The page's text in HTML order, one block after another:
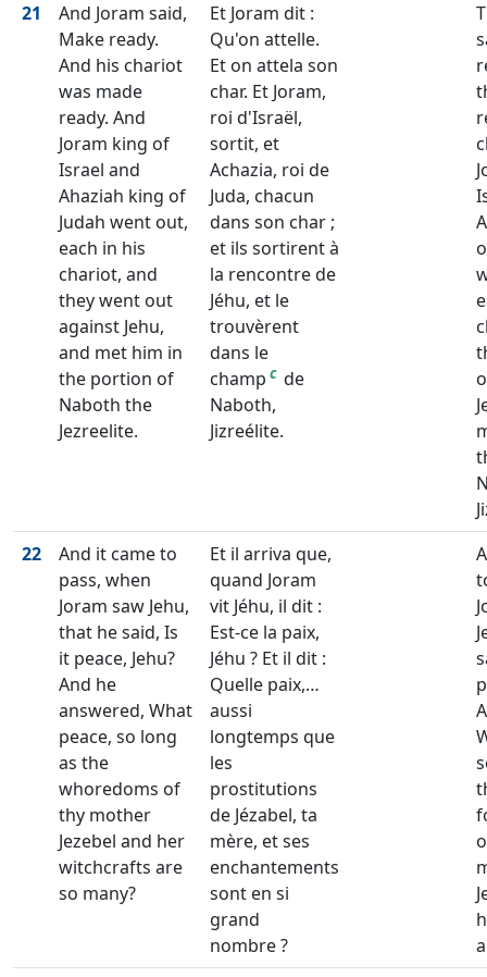
21
And Joram said,
Make ready.
And his chariot
was made
ready. And
Joram king of
Israel and
Ahaziah king of
Judah went out,
each in his
chariot, and
they went out
against Jehu,
and met him in
the portion of
Naboth the
Jezreelite.
Et Joram dit :
Qu'on attelle.
Et on attela son
char. Et Joram,
roi d'Israël,
sortit, et
Achazia, roi de
Juda, chacun
dans son char ;
et ils sortirent à
la rencontre de
Jéhu, et le
trouvèrent
dans le
champ c de
Naboth,
Jizreélite.
22
And it came to
pass, when
Joram saw Jehu,
that he said, Is
it peace, Jehu?
And he
answered, What
peace, so long
as the
whoredoms of
thy mother
Jezebel and her
witchcrafts are
so many?
Et il arriva que,
quand Joram
vit Jéhu, il dit :
Est-ce la paix,
Jéhu ? Et il dit :
Quelle paix,…
aussi
longtemps que
les
prostitutions
de Jézabel, ta
mère, et ses
enchantements
sont en si
grand
nombre ?